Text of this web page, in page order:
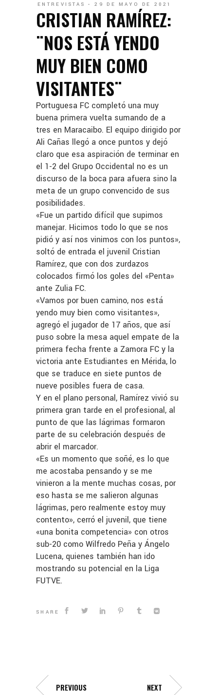
ENTREVISTAS 29 DE MAYO DE 2021
CRISTIAN RAMÍREZ:
¨NOS ESTÁ YENDO
MUY BIEN COMO
VISITANTES¨
Portuguesa FC completó una muy
buena primera vuelta sumando de a
tres en Maracaibo. El equipo dirigido por
Ali Cañas llegó a once puntos y dejó
claro que esa aspiración de terminar en
el 1-2 del Grupo Occidental no es un
discurso de la boca para afuera sino la
meta de un grupo convencido de sus
posibilidades.
«Fue un partido difícil que supimos
manejar. Hicimos todo lo que se nos
pidió y así nos vinimos con los puntos»,
soltó de entrada el juvenil Cristian
Ramírez, que con dos zurdazos
colocados firmó los goles del «Penta»
ante Zulia FC.
«Vamos por buen camino, nos está
yendo muy bien como visitantes»,
agregó el jugador de 17 años, que así
puso sobre la mesa aquel empate de la
primera fecha frente a Zamora FC y la
victoria ante Estudiantes en Mérida, lo
que se traduce en siete puntos de
nueve posibles fuera de casa.
Y en el plano personal, Ramírez vivió su
primera gran tarde en el profesional, al
punto de que las lágrimas formaron
parte de su celebración después de
abrir el marcador.
«Es un momento que soñé, es lo que
me acostaba pensando y se me
vinieron a la mente muchas cosas, por
eso hasta se me salieron algunas
lágrimas, pero realmente estoy muy
contento», cerró el juvenil, que tiene
«una bonita competencia» con otros
sub-20 como Wilfredo Peña y Ángelo
Lucena, quienes también han ido
mostrando su potencial en la Liga
FUTVE.
SHARE
PREVIOUS NEXT